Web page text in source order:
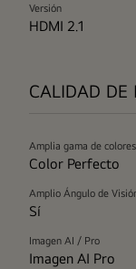
Versión
HDMI 2.1
CALIDAD DE
Amplia gama de colores
Color Perfecto
Amplio Ángulo de
Sí
Imagen AI / Pro
Imagen AI Pro